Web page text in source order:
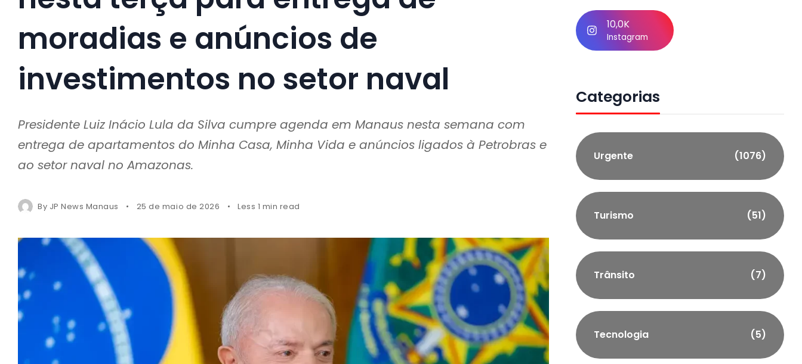
moradias e anúncios de
investimentos no setor naval
Presidente Luiz Inácio Lula da Silva cumpre agenda em Manaus nesta semana com
entrega de apartamentos do Minha Casa, Minha Vida e anúncios ligados à Petrobras e
ao setor naval no Amazonas.
By JP News Manaus 25 de maio de 2026 Less 1 min read
10,0K
Instagram
Categorias
Urgente (1076)
Turismo (51)
Trânsito (7)
Tecnologia (5)